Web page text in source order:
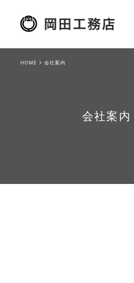
会社案内
HOME 会社案内